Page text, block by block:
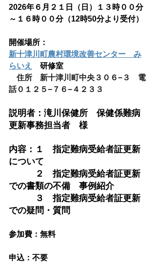
2026年６月２１日（日）１３時００分
～１６時００分（12時50分より受付）
開催場所：
新十津川町農村環境改善センター　み
らいえ
研修室
住所　新十津川町中央３０６−３　電
話０１２５−７６−４２３３
説明者：滝川保健所　保健係難病
更新事務担当者　様
内容：１　指定難病受給者証更新
について
２　指定難病受給者証更新
での書類の不備　事例紹介
３　指定難病受給者証更新
での疑問・質問
参加費：無料
申込：不要